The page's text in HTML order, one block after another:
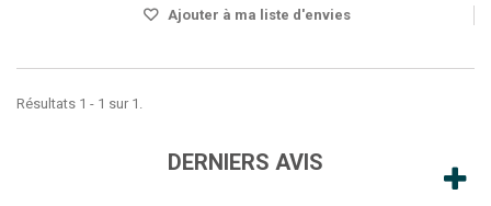
Ajouter à ma liste d'envies
Résultats 1 - 1 sur 1.
DERNIERS AVIS